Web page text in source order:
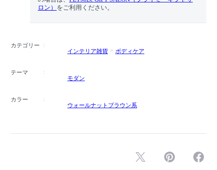
ロン） をご利用ください。
カテゴリー
インテリア雑貨
ボディケア
テーマ
モダン
カラー
ウォールナットブラウン系